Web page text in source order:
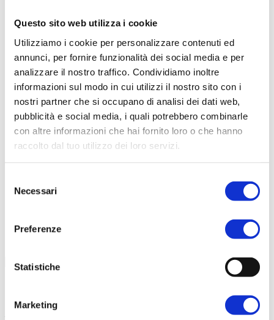
Questo sito web utilizza i cookie
Utilizziamo i cookie per personalizzare contenuti ed
annunci, per fornire funzionalità dei social media e per
analizzare il nostro traffico. Condividiamo inoltre
informazioni sul modo in cui utilizzi il nostro sito con i
nostri partner che si occupano di analisi dei dati web,
pubblicità e social media, i quali potrebbero combinarle
con altre informazioni che hai fornito loro o che hanno
raccolto dal tuo utilizzo dei loro servizi.
delNecessari
Preferenze
Statistiche
Marketing
Scarica il catalogo
Scarica Valori Nutrizionali
Contattaci
Calcolatore peso ideale
Logistica Food s.r.l.